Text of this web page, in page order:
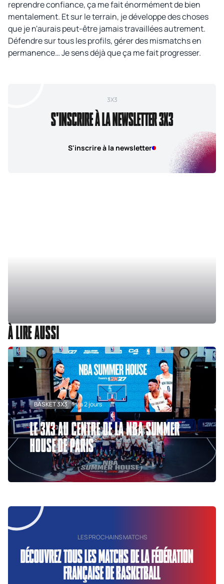
reprendre confiance, ça me fait énormément de bien
mentalement. Et sur le terrain, je développe des choses
que je n'aurais peut-être jamais travaillées autrement.
Défendre sur tous les profils, gérer des mismatchs en
permanence… Je sens déjà que ça me fait progresser.
3X3
S'INSCRIRE À LA NEWSLETTER 3X3
S'inscrire à la newsletter
À LIRE AUSSI
BASKET 3X3 Il y a 2 jours
LE 3X3 AU CENTRE DE LA NBA SUMMER
HOUSE DE PARIS
LES PROCHAINS MATCHS
DÉCOUVREZ TOUS LES MATCHS DE LA FÉDÉRATION
FRANÇAISE DE BASKETBALL